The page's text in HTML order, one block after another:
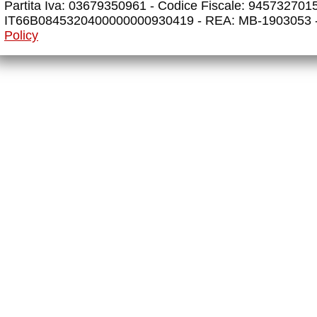
Partita Iva: 03679350961 - Codice Fiscale:
IT66B0845320400000000930419 - REA: MB-
Policy